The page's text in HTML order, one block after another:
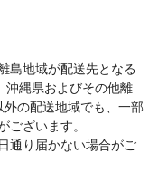
車外には取付けない
島地域が配送先となる
沖縄県およびその他離
の配送地域でも、一部
ございます。
通り届かない場合がご